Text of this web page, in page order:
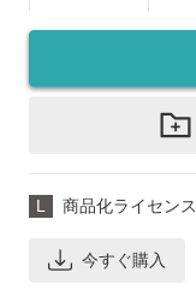
L 商品化ライセンス
今すぐ購入